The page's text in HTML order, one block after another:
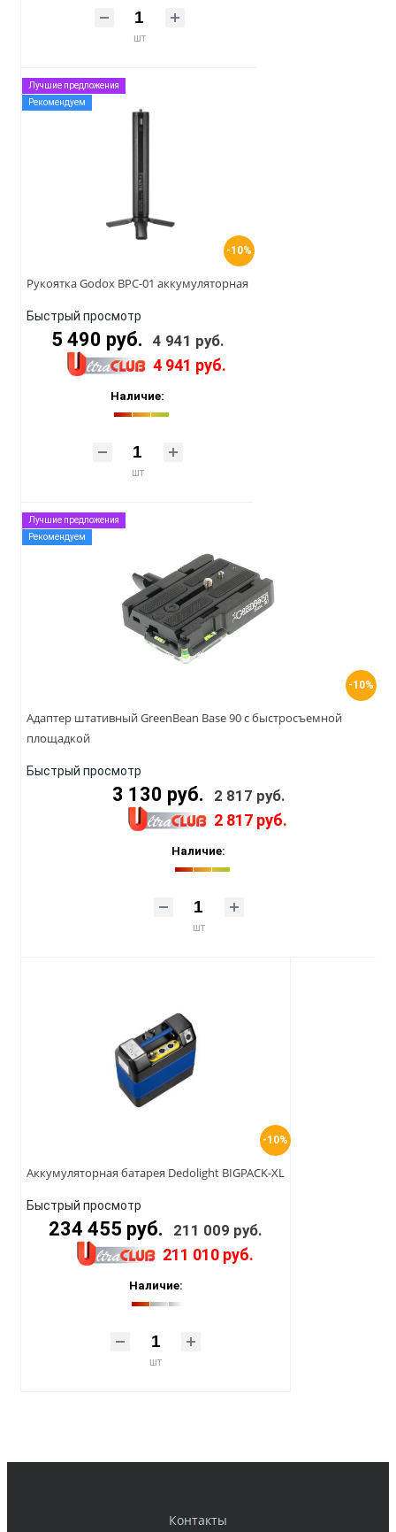
шт
-10%
Лучшие предложения
Рекомендуем
Рукоятка Godox BPC-01 аккумуляторная
Быстрый просмотр
5 490 руб. 4 941 руб.
4 941 руб.
Наличие:
шт
-10%
Лучшие предложения
Рекомендуем
Адаптер штативный GreenBean Base 90 с быстросъемной
площадкой
Быстрый просмотр
3 130 руб. 2 817 руб.
2 817 руб.
Наличие:
шт
-10%
Аккумуляторная батарея Dedolight BIGPACK-XL
Быстрый просмотр
234 455 руб. 211 009 руб.
211 010 руб.
Наличие:
шт
Контакты